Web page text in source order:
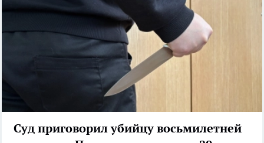
Суд приговорил убийцу восьмилетней